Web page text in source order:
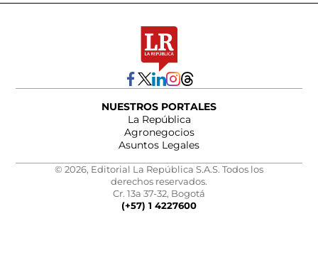
NUESTROS PORTALES
La República
Agronegocios
Asuntos Legales
© 2026, Editorial La República S.A.S. Todos los
derechos reservados.
Cr. 13a 37-32, Bogotá
(+57) 1 4227600